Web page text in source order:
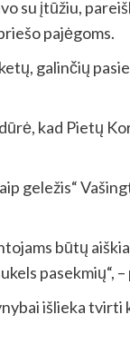
su įtūžiu,
pajėgoms.
galinčių
kad Pietų
geležis“
būtų
pasekmių“,
išlieka tvirti